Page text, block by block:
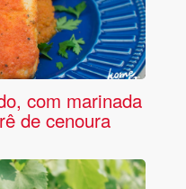
com marinada
de cenoura